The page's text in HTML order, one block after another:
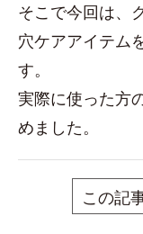
そこで今回は、
穴ケアアイテム
す。
実際に使った方
めました。
この記